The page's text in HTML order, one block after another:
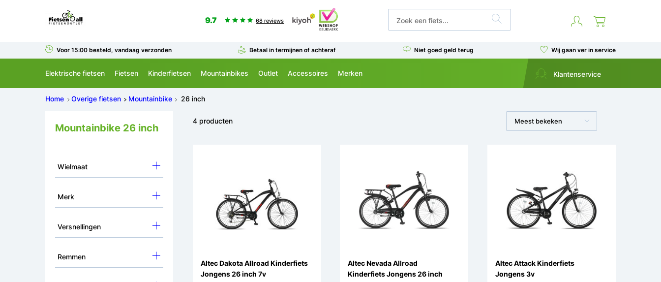
9.7 68 reviews
Voor 15:00 besteld, vandaag verzonden Betaal in termijnen of achteraf Niet goed geld terug Wij gaan ver in service
Elektrische fietsen Fietsen Kinderfietsen Mountainbikes Outlet Accessoires Merken Klantenservice
Home Overige fietsen Mountainbike 26 inch
Mountainbike 26 inch
Wielmaat
Merk
Versnellingen
Remmen
4 producten Meest bekeken
Altec Dakota Allroad Kinderfiets
Jongens 26 inch 7v
Altec Nevada Allroad
Kinderfiets Jongens 26 inch
Altec Attack Kinderfiets
Jongens 3v